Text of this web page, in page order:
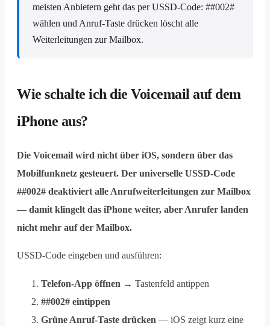
meisten Anbietern geht das per USSD-Code: ##002#
wählen und Anruf-Taste drücken löscht alle
Weiterleitungen zur Mailbox.
Wie schalte ich die Voicemail auf dem
iPhone aus?
Die Voicemail wird nicht über iOS, sondern über das
Mobilfunknetz gesteuert. Der universelle USSD-Code
##002# deaktiviert alle Anrufweiterleitungen zur Mailbox
— damit klingelt das iPhone weiter, aber Anrufer landen
nicht mehr auf der Mailbox.
USSD-Code eingeben und ausführen:
Telefon-App öffnen → Tastenfeld antippen
##002# eintippen
Grüne Anruf-Taste drücken — iOS zeigt kurz eine